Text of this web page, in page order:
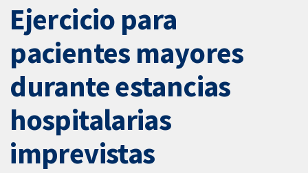
Ejercicio para
pacientes mayores
durante estancias
hospitalarias
imprevistas